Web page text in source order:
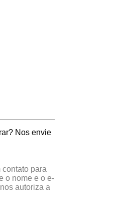
Nos envie
para
o nome e o e-
autoriza a